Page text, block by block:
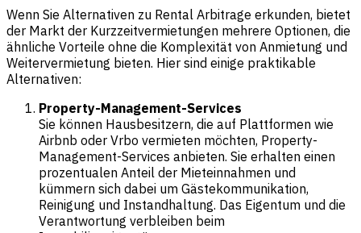
Wenn Sie Alternativen zu Rental Arbitrage erkunden, bietet
der Markt der Kurzzeitvermietungen mehrere Optionen, die
ähnliche Vorteile ohne die Komplexität von Anmietung und
Weitervermietung bieten. Hier sind einige praktikable
Alternativen:
Property-Management-Services
Sie können Hausbesitzern, die auf Plattformen wie
Airbnb oder Vrbo vermieten möchten, Property-
Management-Services anbieten. Sie erhalten einen
prozentualen Anteil der Mieteinnahmen und
kümmern sich dabei um Gästekommunikation,
Reinigung und Instandhaltung. Das Eigentum und die
Verantwortung verbleiben beim